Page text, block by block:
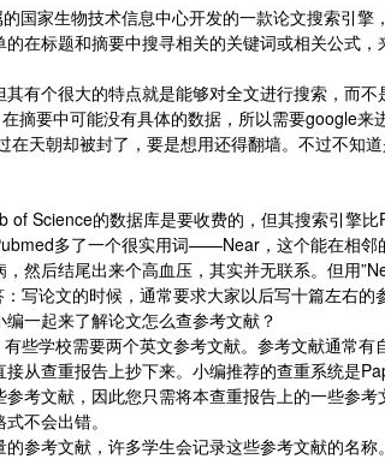
国家生物技术信息中心开发的一款论文搜索引
在标题和摘要中搜寻相关的关键词或相关公式，
有个很大的特点就是能够对全文进行搜索，而
摘要中可能没有具体的数据，所以需要google来
在天朝却被封了，要是想用还得翻墙。不过不
of Science的数据库是要收费的，但其搜索引擎
多了一个很实用词——Near，这个能在相
然后结尾出来个高血压，其实并无联系。但用
写论文的时候，通常要求大家以后写十篇左右
一起来了解论文怎么查参考文献？
些学校需要两个英文参考文献。参考文献通常
从查重报告上抄下来。小编推荐的查重系统是
考文献，因此您只需将本查重报告上的一些参
不会出错。
参考文献，许多学生会记录这些参考文献的名